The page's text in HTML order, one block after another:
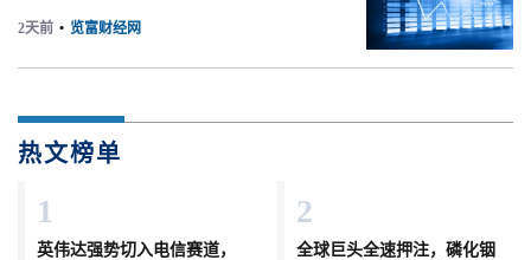
2天前 • 览富财经网
热文榜单
1
英伟达强势切入电信赛道，
2
全球巨头全速押注，磷化铟